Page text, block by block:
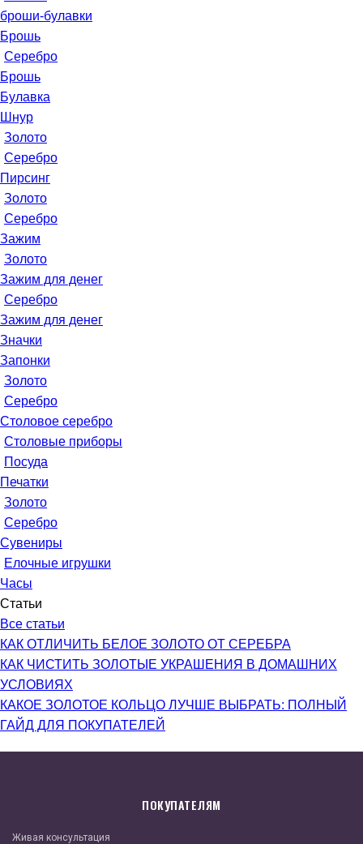
броши-булавки
Брошь
Серебро
Брошь
Булавка
Шнур
Золото
Серебро
Пирсинг
Золото
Серебро
Зажим
Золото
Зажим для денег
Серебро
Зажим для денег
Значки
Запонки
Золото
Серебро
Столовое серебро
Столовые приборы
Посуда
Печатки
Золото
Серебро
Сувениры
Елочные игрушки
Часы
Статьи
Все статьи
КАК ОТЛИЧИТЬ БЕЛОЕ ЗОЛОТО ОТ СЕРЕБРА
КАК ЧИСТИТЬ ЗОЛОТЫЕ УКРАШЕНИЯ В ДОМАШНИХ
УСЛОВИЯХ
КАКОЕ ЗОЛОТОЕ КОЛЬЦО ЛУЧШЕ ВЫБРАТЬ: ПОЛНЫЙ
ГАЙД ДЛЯ ПОКУПАТЕЛЕЙ
ПОКУПАТЕЛЯМ
Живая консультация